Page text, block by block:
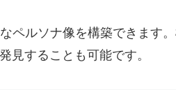
ペルソナ像を構築できます
見することも可能です。